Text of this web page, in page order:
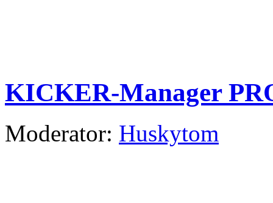
KICKER-Manager
Moderator: Huskytom